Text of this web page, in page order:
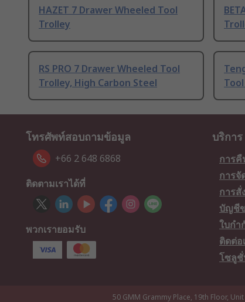
HAZET 7 Drawer Wheeled Tool
Trolley
RS PRO 7 Drawer Wheeled Tool
Trolley, High Carbon Steel
โทรศัพท์สอบถามข้อมูล
+66 2 648 6868
ติดตามเราได้ที่
พวกเรายอมรับ
บริกา
การ
การ
การ
บัญชี
ใบก
ติดต่อ
โซลูชั่
50 GMM Grammy Place, 19th Floor,